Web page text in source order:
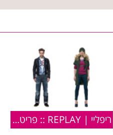
ריפליי | REPLAY :: פריטים מקולקציית חורף 2010